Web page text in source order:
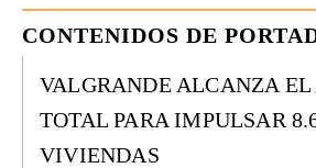
CONTENIDOS DE
VALGRANDE ALCANZA EL
TOTAL PARA IMPULSAR
VIVIENDAS